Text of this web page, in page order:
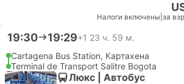
Налоги включены за
19:30 19:29+1 23 ч. 59 м.
Cartagena Bus Station, Картахена
Terminal de Transport Salitre Bogota
Люкс | Автобус